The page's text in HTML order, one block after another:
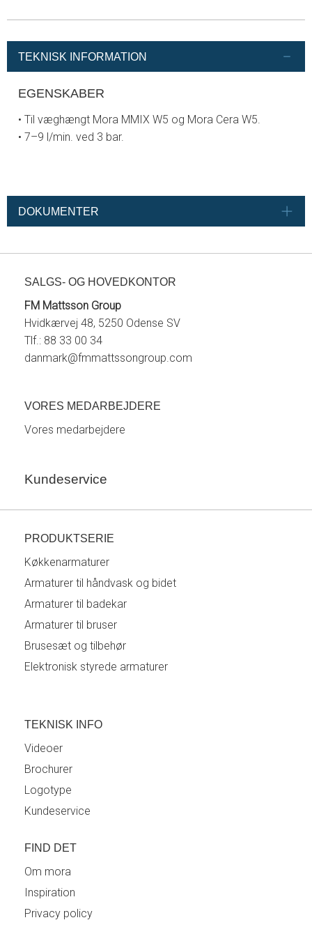
TEKNISK INFORMATION
EGENSKABER
• Til væghængt Mora MMIX W5 og Mora Cera W5.
• 7–9 l/min. ved 3 bar.
DOKUMENTER
SALGS- OG HOVEDKONTOR
FM Mattsson Group
Hvidkærvej 48, 5250 Odense SV
Tlf.: 88 33 00 34
danmark@fmmattssongroup.com
VORES MEDARBEJDERE
Vores medarbejdere
Kundeservice
PRODUKTSERIE
Køkkenarmaturer
Armaturer til håndvask og bidet
Armaturer til badekar
Armaturer til bruser
Brusesæt og tilbehør
Elektronisk styrede armaturer
TEKNISK INFO
Videoer
Brochurer
Logotype
Kundeservice
FIND DET
Om mora
Inspiration
Privacy policy